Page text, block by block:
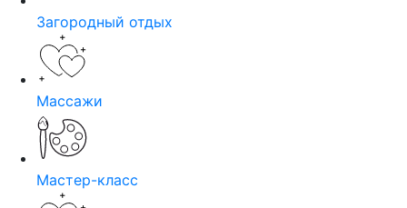
Загородный отдых
Массажи
Мастер-класс